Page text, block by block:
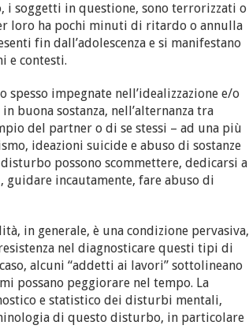
i soggetti in questione, sono terrorizzati o
loro ha pochi minuti di ritardo o annulla
fin dall’adolescenza e si manifestano
e contesti.
impegnate nell’idealizzazione e/o
buona sostanza, nell’alternanza tra
del partner o di se stessi – ad una più
ideazioni suicide e abuso di sostanze
possono scommettere, dedicarsi a
incautamente, fare abuso di
in generale, è una condizione pervasiva,
nel diagnosticare questi tipi di
alcuni “addetti ai lavori” sottolineano
possano peggiorare nel tempo. La
e statistico dei disturbi mentali,
di questo disturbo, in particolare